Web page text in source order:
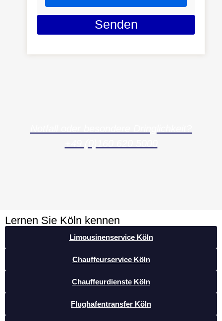
Senden
Lernen Sie Köln kennen
Limousinenservice Köln
Chauffeurservice Köln
Chauffeurdienste Köln
Flughafentransfer Köln